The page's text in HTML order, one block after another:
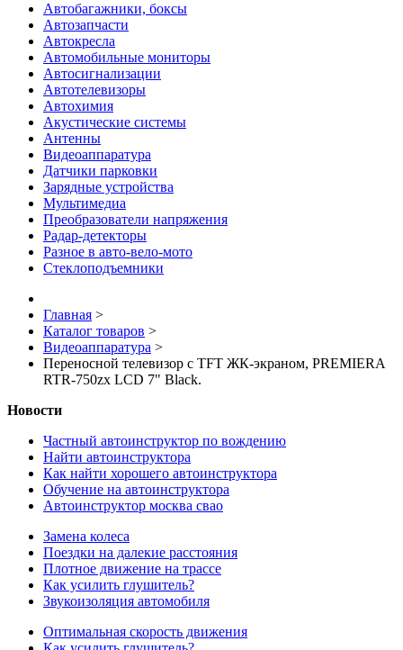
Автобагажники, боксы
Автозапчасти
Автокресла
Автомобильные мониторы
Автосигнализации
Автотелевизоры
Автохимия
Акустические системы
Антенны
Видеоаппаратура
Датчики парковки
Зарядные устройства
Мультимедиа
Преобразователи напряжения
Радар-детекторы
Разное в авто-вело-мото
Стеклоподъемники
Главная >
Каталог товаров >
Видеоаппаратура >
Переносной телевизор с TFT ЖК-экраном, PREMIERA
RTR-750zx LCD 7" Black.
Новости
Частный автоинструктор по вождению
Найти автоинструктора
Как найти хорошего автоинструктора
Обучение на автоинструктора
Автоинструктор москва свао
Замена колеса
Поездки на далекие расстояния
Плотное движение на трассе
Как усилить глушитель?
Звукоизоляция автомобиля
Оптимальная скорость движения